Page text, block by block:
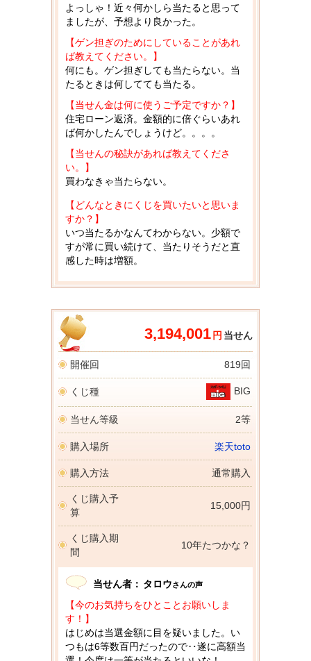
よっしゃ！近々何かしら当たると思って
ましたが、予想より良かった。
【ゲン担ぎのためにしていることがあれ
ば教えてください。】
何にも。ゲン担ぎしても当たらない。当
たるときは何してても当たる。
【当せん金は何に使うご予定ですか？】
住宅ローン返済。金額的に倍ぐらいあれ
ば何かしたんでしょうけど。。。。
【当せんの秘訣があれば教えてくださ
い。】
買わなきゃ当たらない。
【どんなときにくじを買いたいと思いま
すか？】
いつ当たるかなんてわからない。少額で
すが常に買い続けて、当たりそうだと直
感した時は増額。
3,194,001 円 当せん
開催回 819回
くじ種 BIG
当せん等級 2等
購入場所 楽天toto
購入方法 通常購入
くじ購入予
算
15,000円
くじ購入期
間
10年たつかな？
当せん者： タロウさんの声
【今のお気持ちをひとことお願いしま
す！】
はじめは当選金額に目を疑いました。い
つもは6等数百円だったので‥遂に高額当